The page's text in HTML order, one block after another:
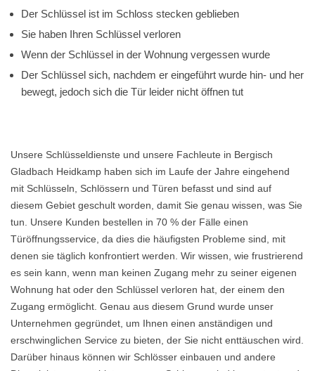
Der Schlüssel ist im Schloss stecken geblieben
Sie haben Ihren Schlüssel verloren
Wenn der Schlüssel in der Wohnung vergessen wurde
Der Schlüssel sich, nachdem er eingeführt wurde hin- und her
bewegt, jedoch sich die Tür leider nicht öffnen tut
Unsere Schlüsseldienste und unsere Fachleute in Bergisch
Gladbach Heidkamp haben sich im Laufe der Jahre eingehend
mit Schlüsseln, Schlössern und Türen befasst und sind auf
diesem Gebiet geschult worden, damit Sie genau wissen, was Sie
tun. Unsere Kunden bestellen in 70 % der Fälle einen
Türöffnungsservice, da dies die häufigsten Probleme sind, mit
denen sie täglich konfrontiert werden. Wir wissen, wie frustrierend
es sein kann, wenn man keinen Zugang mehr zu seiner eigenen
Wohnung hat oder den Schlüssel verloren hat, der einem den
Zugang ermöglicht. Genau aus diesem Grund wurde unser
Unternehmen gegründet, um Ihnen einen anständigen und
erschwinglichen Service zu bieten, der Sie nicht enttäuschen wird.
Darüber hinaus können wir Schlösser einbauen und andere